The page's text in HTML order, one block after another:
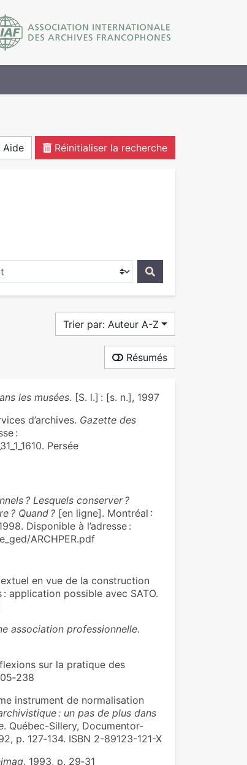
Aide Réinitialiser la recherche
Trier par: Auteur A-Z
Résumés
les musées. [S. l.] : [s. n.], 1997
d’archives. Gazette des
:
Persée
? Lesquels conserver ?
? Quand ?[en ligne]. Montréal :
Disponible à l’adresse :
ARCHPER.pdf
en vue de la construction
application possible avec SATO.
association professionnelle.
sur la pratique des
instrument de normalisation
: un pas de plus dans
. Québec-Sillery, Documentor-
p. 127‑134. ISBN 2-89123-121-X
. 1993, p. 29‑31